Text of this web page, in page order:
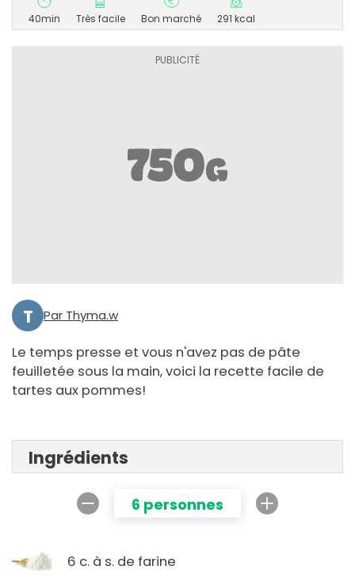
40min Très facile Bon marché 291 kcal
T Par Thyma.w
Le temps presse et vous n'avez pas de pâte
feuilletée sous la main, voici la recette facile de
tartes aux pommes!
Ingrédients
6 personnes
6 c. à s. de farine